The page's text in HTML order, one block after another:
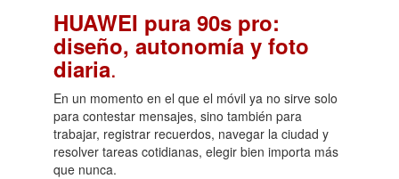
HUAWEI pura 90s pro:
diseño, autonomía y foto
diaria.
En un momento en el que el móvil ya no sirve solo
para contestar mensajes, sino también para
trabajar, registrar recuerdos, navegar la ciudad y
resolver tareas cotidianas, elegir bien importa más
que nunca.